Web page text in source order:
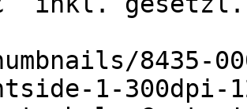
8435-
1-300dpi-